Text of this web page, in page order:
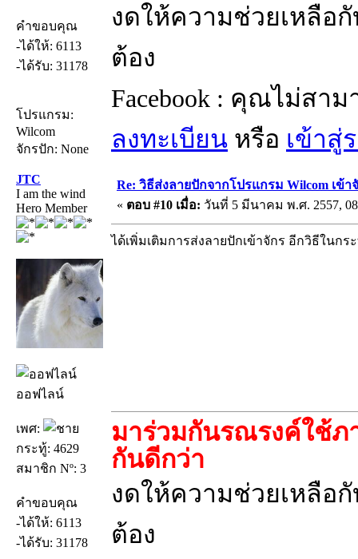
คำขอบคุณ
-ได้ให้: 6113
-ได้รับ: 31178
โปรแกรม:
Wilcom
จักรปัก: None
งดให้ความช่วยเหลือ
ต้อง
Facebook : คุณไม่สา
ลงทะเบียน หรือ เข้าสู่
JTC
I am the wind
Hero Member
ออฟไลน์
เพศ:
กระทู้: 4629
สมาชิก Nº: 3
คำขอบคุณ
-ได้ให้: 6113
-ได้รับ: 31178
Re: วิธีส่งลายปักจากโปรแกรม Wilcom เข้า
« ตอบ #10 เมื่อ: วันที่ 5 มีนาคม พ.ศ. 2557,
ได้เพิ่มเติมการส่งลายปักเข้าจักร อีกวิธีในกร
มาร่วมกันรณรงค์ใช้ภ
กันดีกว่า
งดให้ความช่วยเหลือ
ต้อง